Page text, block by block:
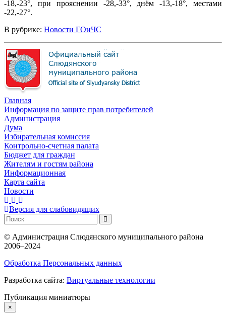
-18,-23°, при прояснении -28,-33°, днём -13,-18°, местами
-22,-27°.
В рубрике: Новости ГОиЧС
Главная
Информация по защите прав потребителей
Администрация
Дума
Избирательная комиссия
Контрольно-счетная палата
Бюджет для граждан
Жителям и гостям района
Информационная
Карта сайта
Новости
Версия для слабовидящих
© Администрация Слюдянского муниципального района
2006–2024
Обработка Персональных данных
Разработка сайта: Виртуальные технологии
Публикация миниатюры
×